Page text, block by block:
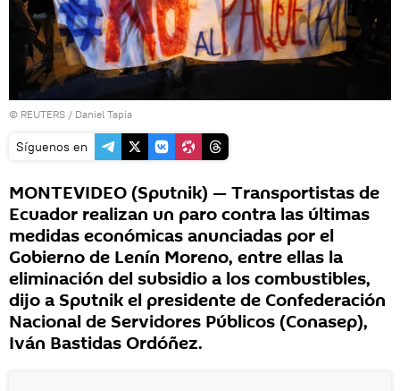
© REUTERS / Daniel Tapia
Síguenos en
MONTEVIDEO (Sputnik) — Transportistas de
Ecuador realizan un paro contra las últimas
medidas económicas anunciadas por el
Gobierno de Lenín Moreno, entre ellas la
eliminación del subsidio a los combustibles,
dijo a Sputnik el presidente de Confederación
Nacional de Servidores Públicos (Conasep),
Iván Bastidas Ordóñez.